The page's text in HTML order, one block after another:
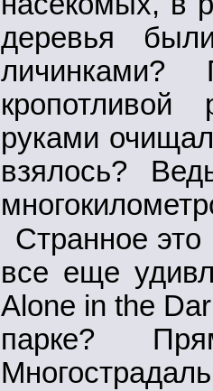
деревья
кропотливой
руками
взялось?
Странное
все еще
Alone in the
парке?